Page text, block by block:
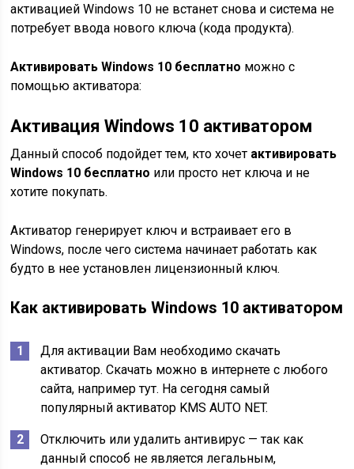
активацией Windows 10 не встанет снова и система не
потребует ввода нового ключа (кода продукта).
Активировать Windows 10 бесплатно можно с
помощью активатора:
Активация Windows 10 активатором
Данный способ подойдет тем, кто хочет активировать
Windows 10 бесплатно или просто нет ключа и не
хотите покупать.
Активатор генерирует ключ и встраивает его в
Windows, после чего система начинает работать как
будто в нее установлен лицензионный ключ.
Как активировать Windows 10 активатором
Для активации Вам необходимо скачать
активатор. Скачать можно в интернете с любого
сайта, например тут. На сегодня самый
популярный активатор KMS AUTO NET.
Отключить или удалить антивирус — так как
данный способ не является легальным,